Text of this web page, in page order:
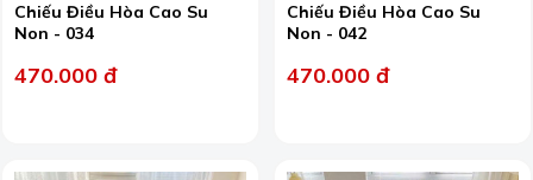
Chiếu Điều Hòa Cao Su
Non - 034
470.000 đ
Chiếu Điều Hòa Cao Su
Non - 042
470.000 đ